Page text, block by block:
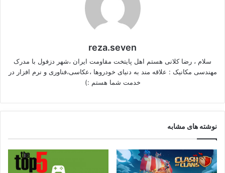
reza.seven
سلام ، رضا کلانی هستم اهل پایتخت مقاومت ایران ،شهر دزفول با مدرک
مهندسی مکانیک : علاقه مند به دنیای خودروها ،عکاسی،فناوری و نرم افزار در
خدمت شما هستم :)
نوشته های مشابه